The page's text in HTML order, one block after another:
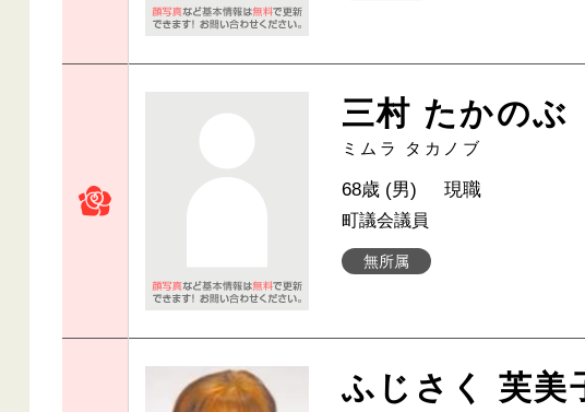
三村 たかのぶ
ミムラ タカノブ
無所属
68歳 (男) 現職
町議会議員
ふじさく 芙美